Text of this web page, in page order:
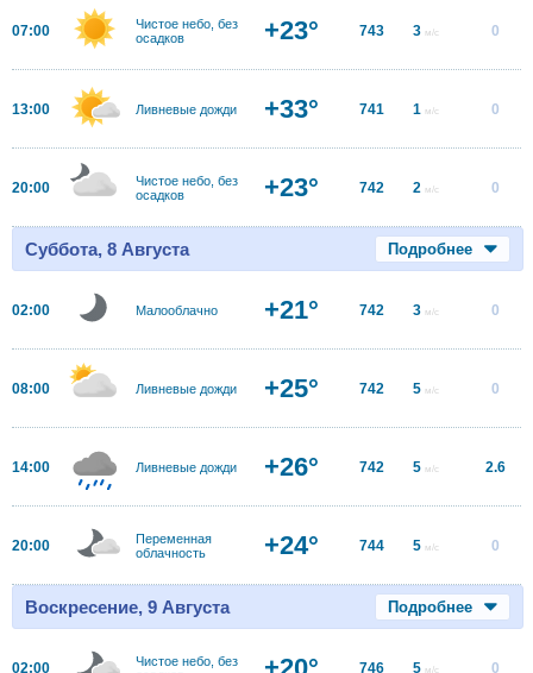
07:00
Чистое небо, без
осадков
+23° 743 3 м/с 0
13:00 Ливневые дожди +33° 741 1 м/с 0
20:00
Чистое небо, без
осадков
+23° 742 2 м/с 0
Суббота, 8 Августа Подробнее
02:00 Малооблачно +21° 742 3 м/с 0
08:00 Ливневые дожди +25° 742 5 м/с 0
14:00 Ливневые дожди +26° 742 5 м/с 2.6
20:00
Переменная
облачность
+24° 744 5 м/с 0
Воскресение, 9 Августа Подробнее
02:00
Чистое небо, без
+20° 746 5 м/с 0